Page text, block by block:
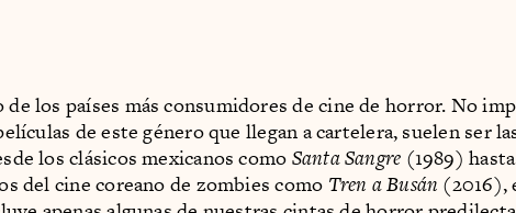
de los países más consumidores de cine de horror. No
de este género que llegan a cartelera, suelen ser
los clásicos mexicanos comoSanta Sangre (1989)
del cine coreano de zombies como Tren a Busán (2016),